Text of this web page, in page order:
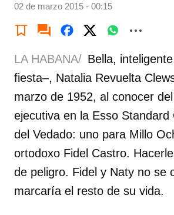
02 de marzo 2015 - 00:15
LA HABANA/ Bella,
fiesta–, Natalia Revuelta
marzo de 1952, al conocer
ejecutiva en la Esso
del Vedado: uno para Millo
ortodoxo Fidel Castro.
de peligro. Fidel y Naty no se
marcaría el resto de su vida.